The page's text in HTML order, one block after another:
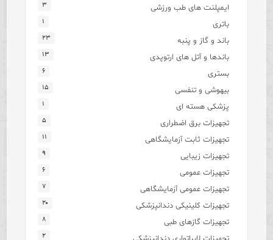
ایمپلنت های طب ورزشی ۳
باتری ۱
باند و گاز و پنبه ۲۳
باندها و آتل های ارتوپدی ۱۳
بستری ۶
بیهوشی و تنفسی ۱۵
پزشکی هسته ای ۱
تجهیزات برق اضطراری ۵
تجهیزات ثابت آزمایشگاهی ۱۱
تجهیزات زیبایی ۹
تجهیزات عمومی ۶
تجهیزات عمومی آزمایشگاهی ۷
تجهیزات کلینیکی دندانپزشکی ۲۰
تجهیزات گازهای طبی ۸
۲